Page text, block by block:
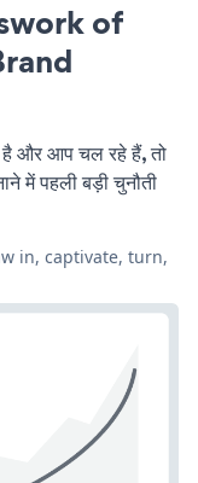
of
और आप चल रहे हैं, तो
में पहली बड़ी चुनौती
in, captivate, turn,